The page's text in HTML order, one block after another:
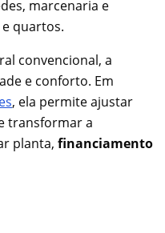
marcenaria e
quartos.
convencional, a
e conforto. Em
, ela permite ajustar
transformar a
planta, financiamento